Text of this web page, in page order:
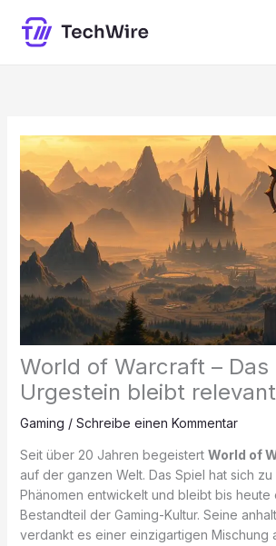
Inhalt
springen
World of Warcraft – Das
Urgestein bleibt relevant
Gaming / Schreibe einen Kommentar
Seit über 20 Jahren begeistert World of
auf der ganzen Welt. Das Spiel hat sich
Phänomen entwickelt und bleibt bis heute
Bestandteil der Gaming-Kultur. Seine
verdankt es einer einzigartigen Mischung